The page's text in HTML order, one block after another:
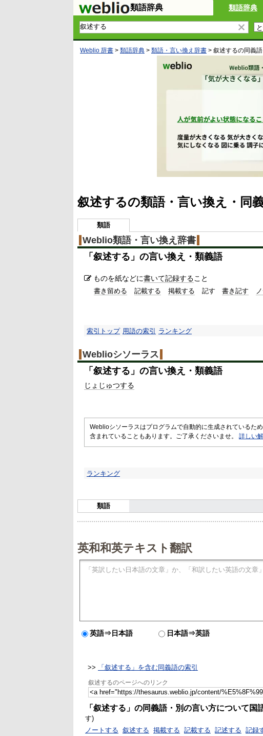
類語辞典 類語辞典
Weblio 辞書 > 類語辞典 > 類語・言い換え辞書 > 叙述するの同義
叙述するの類語・言い換え・同
類語
Weblio類語・言い換え辞書
「 叙述する 」の言い換え・類義語
ものを紙などに書いて記録すること
書き留める 記載する 掲載する 記す 書き記す
索引トップ 用語の索引 ランキング
Weblioシソーラス
「 叙述する 」の言い換え・類義語
じょじゅつする
Weblioシソーラスはプログラムで自動的に生成されているた
含まれていることもあります。ご了承くださいませ。 詳しい
ランキング
類語
英和和英テキスト翻訳
英語⇒日本語 日本語⇒英語
>> 「叙述する」を含む同義語の索引
叙述するのページへのリンク
「叙述する」の同義語・別の言い方について国
す)
ノートする 叙述する 掲載する 記載する 記述する 記録